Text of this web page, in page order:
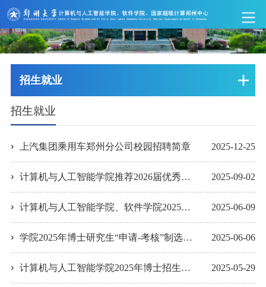
招生就业
招生就业
上汽集团乘用车郑州分公司校园招聘简章 2025-12-25
计算机与人工智能学院推荐2026届优秀应届本科毕业生免试攻读硕士学位研究生实施细... 2025-09-02
计算机与人工智能学院、软件学院2025年博士研究生复试安排（第二批） 2025-06-09
学院2025年博士研究生“申请-考核”制选拔 初审材料通过名单公示（第二批） 2025-06-06
计算机与人工智能学院2025年博士招生综合成绩公示（第一批） 2025-05-29